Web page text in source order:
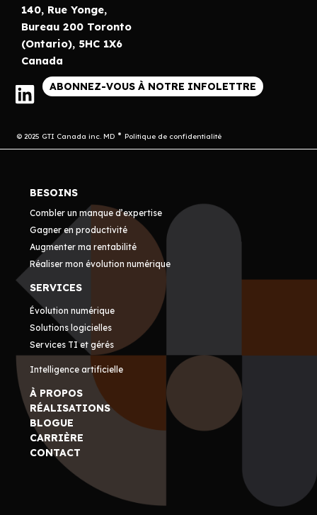
140, Rue Yonge,
Bureau 200 Toronto
(Ontario), 5HC 1X6
Canada
ABONNEZ-VOUS À NOTRE INFOLETTRE
© 2025 GTI Canada inc. MD Politique de confidentialité
BESOINS
Combler un manque d’expertise
Gagner en productivité
Augmenter ma rentabilité
Réaliser mon évolution numérique
SERVICES
Évolution numérique
Solutions logicielles
Services TI et gérés
Intelligence artificielle
À PROPOS
RÉALISATIONS
BLOGUE
CARRIÈRE
CONTACT